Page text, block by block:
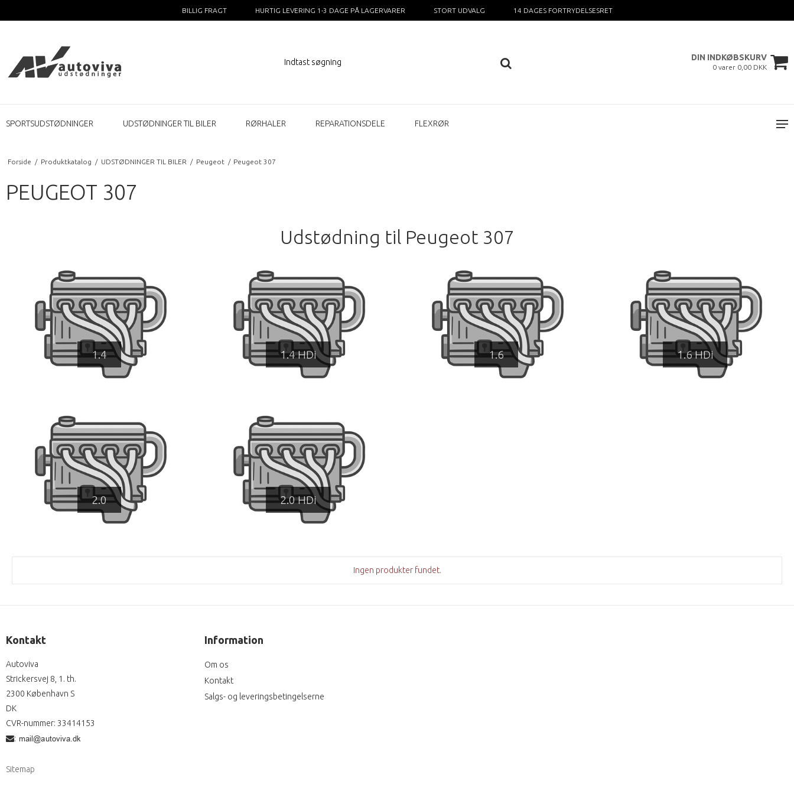
BILLIG FRAGT HURTIG LEVERING 1-3 DAGE PÅ LAGERVARER STORT UDVALG 14 DAGES FORTRYDELSESRET
DIN INDKØBSKURV
0 varer 0,00 DKK
SPORTSUDSTØDNINGER UDSTØDNINGER TIL BILER RØRHALER REPARATIONSDELE FLEXRØR
Forside / Produktkatalog / UDSTØDNINGER TIL BILER / Peugeot / Peugeot 307
PEUGEOT 307
Udstødning til Peugeot 307
1.4 1.4 HDi 1.6 1.6 HDi
2.0 2.0 HDi
Ingen produkter fundet.
Kontakt
Autoviva
Strickersvej 8, 1. th.
2300 København S
DK
CVR-nummer: 33414153
:
Sitemap
Information
Om os
Kontakt
Salgs- og leveringsbetingelserne